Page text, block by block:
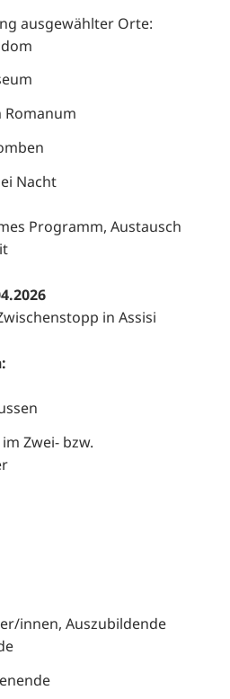
ausgewählter Orte:
Romanum
Nacht
Programm, Austausch
in Assisi
Zwei- bzw.
innen, Auszubildende